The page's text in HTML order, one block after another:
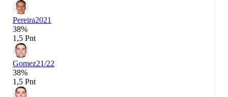
Pereira2021
38%
1,5 Pnt
Gomez21/22
38%
1,5 Pnt